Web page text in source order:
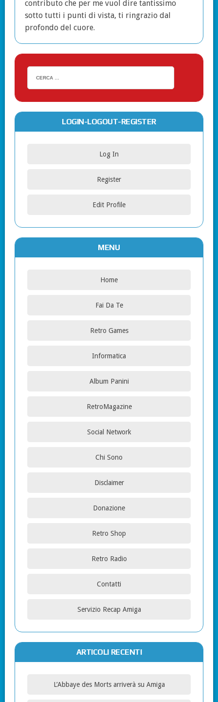
contributo che per me vuol dire tantissimo
sotto tutti i punti di vista, ti ringrazio dal
profondo del cuore.
LOGIN-LOGOUT-REGISTER
Log In
Register
Edit Profile
MENU
Home
Fai Da Te
Retro Games
Informatica
Album Panini
RetroMagazine
Social Network
Chi Sono
Disclaimer
Donazione
Retro Shop
Retro Radio
Contatti
Servizio Recap Amiga
ARTICOLI RECENTI
L’Abbaye des Morts arriverà su Amiga